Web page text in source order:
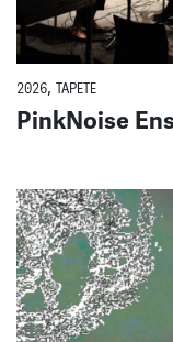
2026, TAPETE
PinkNoise